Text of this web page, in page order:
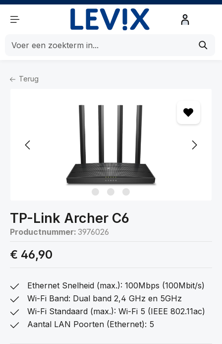
Terug
Home
TP-Link Archer C6
Productnummer: 3976026
€ 46,90
Ethernet Snelheid (max.): 100Mbps (100Mbit/s)
Wi-Fi Band: Dual band 2,4 GHz en 5GHz
Wi-Fi Standaard (max.): Wi-Fi 5 (IEEE 802.11ac)
Aantal LAN Poorten (Ethernet): 5